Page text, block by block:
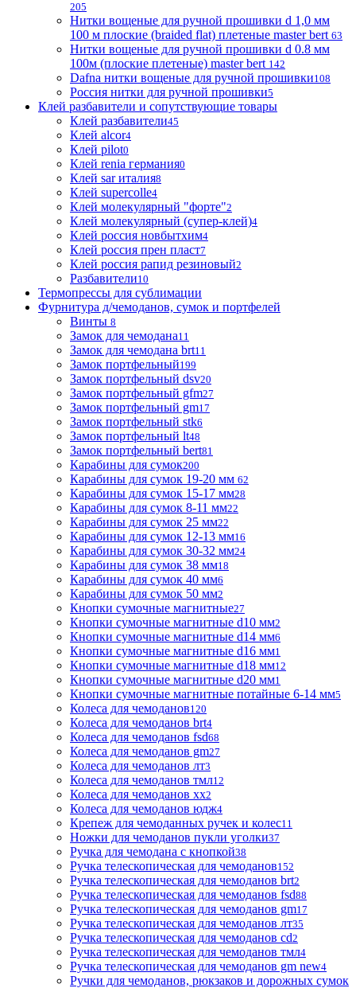
205
Нитки вощеные для ручной прошивки d 1,0 мм
100 м плоские (braided flat) плетеные master bert 63
Нитки вощеные для ручной прошивки d 0.8 мм
100м (плоские плетеные) master bert 142
Dafna нитки вощеные для ручной прошивки108
Россия нитки для ручной прошивки5
Клей разбавители и сопутствующие товары
Клей разбавители45
Клей alcor4
Клей pilot0
Клей renia германия0
Клей sar италия8
Клей supercolle4
Клей молекулярный "форте"2
Клей молекулярный (супер-клей)4
Клей россия новбытхим4
Клей россия прен пласт7
Клей россия рапид резиновый2
Разбавители10
Термопрессы для сублимации
Фурнитура д/чемоданов, сумок и портфелей
Винты 8
Замок для чемодана11
Замок для чемодана brt11
Замок портфельный199
Замок портфельный dsv20
Замок портфельный gfm27
Замок портфельный gm17
Замок портфельный stk6
Замок портфельный lt48
Замок портфельный bert81
Карабины для сумок200
Карабины для сумок 19-20 мм 62
Карабины для сумок 15-17 мм28
Карабины для сумок 8-11 мм22
Карабины для сумок 25 мм22
Карабины для сумок 12-13 мм16
Карабины для сумок 30-32 мм24
Карабины для сумок 38 мм18
Карабины для сумок 40 мм6
Карабины для сумок 50 мм2
Кнопки сумочные магнитные27
Кнопки сумочные магнитные d10 мм2
Кнопки сумочные магнитные d14 мм6
Кнопки сумочные магнитные d16 мм1
Кнопки сумочные магнитные d18 мм12
Кнопки сумочные магнитные d20 мм1
Кнопки сумочные магнитные потайные 6-14 мм5
Колеса для чемоданов120
Колеса для чемоданов brt4
Колеса для чемоданов fsd68
Колеса для чемоданов gm27
Колеса для чемоданов лт3
Колеса для чемоданов тмл12
Колеса для чемоданов хх2
Колеса для чемоданов юдж4
Крепеж для чемоданных ручек и колес11
Ножки для чемоданов пукли уголки37
Ручка для чемодана с кнопкой38
Ручка телескопическая для чемоданов152
Ручка телескопическая для чемоданов brt2
Ручка телескопическая для чемоданов fsd88
Ручка телескопическая для чемоданов gm17
Ручка телескопическая для чемоданов лт35
Ручка телескопическая для чемоданов сd2
Ручка телескопическая для чемоданов тмл4
Ручка телескопическая для чемоданов gm new4
Ручки для чемоданов, рюкзаков и дорожных сумок